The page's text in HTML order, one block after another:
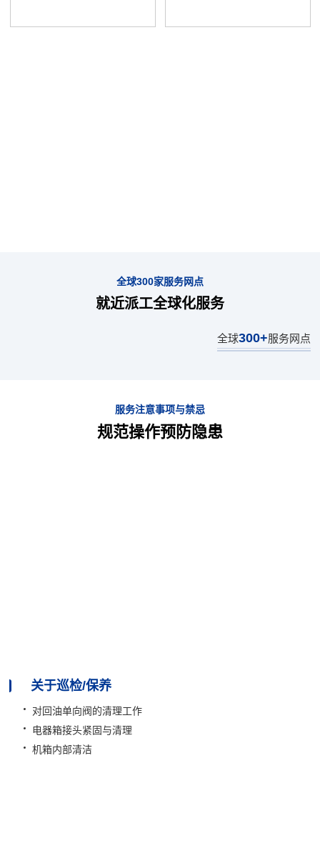
全球300家服务网点
就近派工全球化服务
全球300+服务网点
服务注意事项与禁忌
规范操作预防隐患
参数设置校对
风扇温度启停
急停地址
最低频率40%